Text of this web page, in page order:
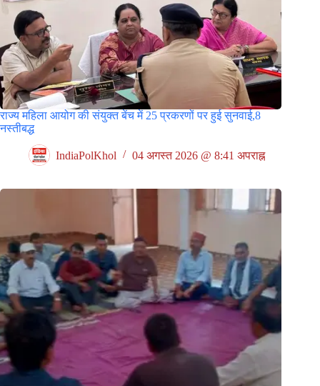
राज्य महिला आयोग की संयुक्त बेंच में 25 प्रकरणों पर हुई सुनवाई,8
नस्तीबद्ध
IndiaPolKhol 04 अगस्त 2026 @ 8:41 अपराह्न